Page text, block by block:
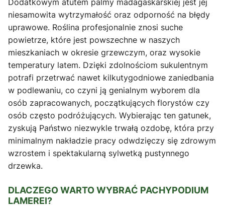
Dodatkowym atutem palmy madagaskarskiej jest jej
niesamowita wytrzymałość oraz odporność na błędy
uprawowe. Roślina profesjonalnie znosi suche
powietrze, które jest powszechne w naszych
mieszkaniach w okresie grzewczym, oraz wysokie
temperatury latem. Dzięki zdolnościom sukulentnym
potrafi przetrwać nawet kilkutygodniowe zaniedbania
w podlewaniu, co czyni ją genialnym wyborem dla
osób zapracowanych, początkujących florystów czy
osób często podróżujących. Wybierając ten gatunek,
zyskują Państwo niezwykle trwałą ozdobę, która przy
minimalnym nakładzie pracy odwdzięczy się zdrowym
wzrostem i spektakularną sylwetką pustynnego
drzewka.
DLACZEGO WARTO WYBRAĆ PACHYPODIUM
LAMEREI?